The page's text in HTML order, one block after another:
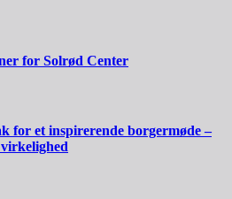
for Solrød Center
for et inspirerende borgermøde –